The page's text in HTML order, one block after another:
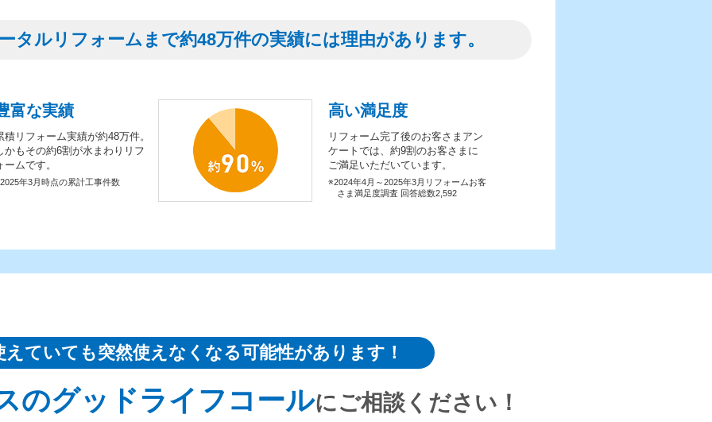
タルリフォームまで約48万件の実績には理由があります。
富な実績
積リフォーム実績が約48万件。
かもその約6割が水まわりリフ
ームです。
年3月時点の累計工事件数
高い満足度
リフォーム完了後のお客さまアン
ケートでは、約9割のお客さまに
ご満足いただいています。
※2024年4月～2025年3月リフォームお客
さま満足度調査 回答総数2,592
えていても突然使えなくなる可能性があります！
のグッドライフコールにご相談ください！